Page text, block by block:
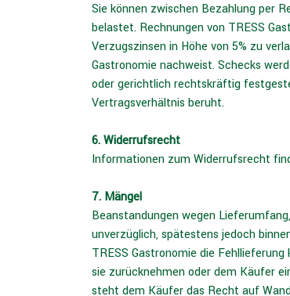
Sie können zwischen Bezahlung per
belastet. Rechnungen von TRESS
Verzugszinsen in Höhe von 5% zu
Gastronomie nachweist. Schecks
oder gerichtlich rechtskräftig
Vertragsverhältnis beruht.
6. Widerrufsrecht
Informationen zum Widerrufsrecht
7. Mängel
Beanstandungen wegen
unverzüglich, spätestens jedoch
TRESS Gastronomie die
sie zurücknehmen oder dem Käufer
steht dem Käufer das Recht auf